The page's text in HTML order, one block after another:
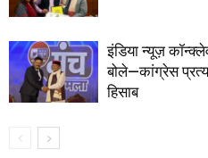
इंडिया न्यूज़
बोले—कांग्रेस
हिसाब